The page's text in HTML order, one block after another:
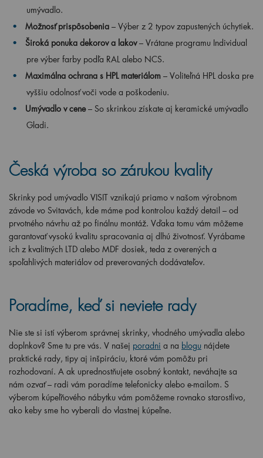
umývadlo.
Možnosť prispôsobenia – Výber z 2 typov zapustených úchytiek.
Široká ponuka dekorov a lakov – Vrátane programu Individual
pre výber farby podľa RAL alebo NCS.
Maximálna ochrana s HPL materiálom – Voliteľná HPL doska pre
vyššiu odolnosť voči vode a poškodeniu.
Umývadlo v cene – So skrinkou získate aj keramické umývadlo
Gladi.
Česká výroba so zárukou kvality
Skrinky pod umývadlo VISIT vznikajú priamo v našom výrobnom
závode vo Svitavách, kde máme pod kontrolou každý detail – od
prvotného návrhu až po finálnu montáž. Vďaka tomu vám môžeme
garantovať vysokú kvalitu spracovania aj dlhú životnosť. Vyrábame
ich z kvalitných LTD alebo MDF dosiek, teda z overených a
spoľahlivých materiálov od preverovaných dodávateľov.
Poradíme, keď si neviete rady
Nie ste si istí výberom správnej skrinky, vhodného umývadla alebo
doplnkov? Sme tu pre vás. V našej poradni a na blogu nájdete
praktické rady, tipy aj inšpiráciu, ktoré vám pomôžu pri
rozhodovaní. A ak uprednostňujete osobný kontakt, neváhajte sa
nám ozvať – radi vám poradíme telefonicky alebo e-mailom. S
výberom kúpeľňového nábytku vám pomôžeme rovnako starostlivo,
ako keby sme ho vyberali do vlastnej kúpeľne.